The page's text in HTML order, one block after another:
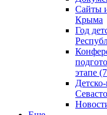
Сайты
Крыма
Год
этапе